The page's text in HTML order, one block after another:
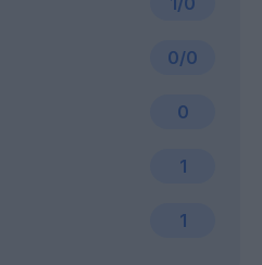
1
0/0
1
0